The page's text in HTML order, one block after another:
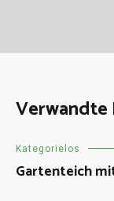
Verwandte
Kategorielos
Gartenteich